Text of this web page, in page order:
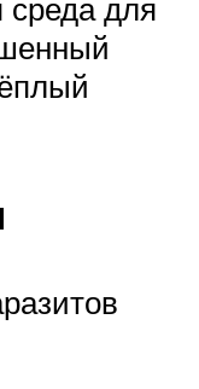
среда для